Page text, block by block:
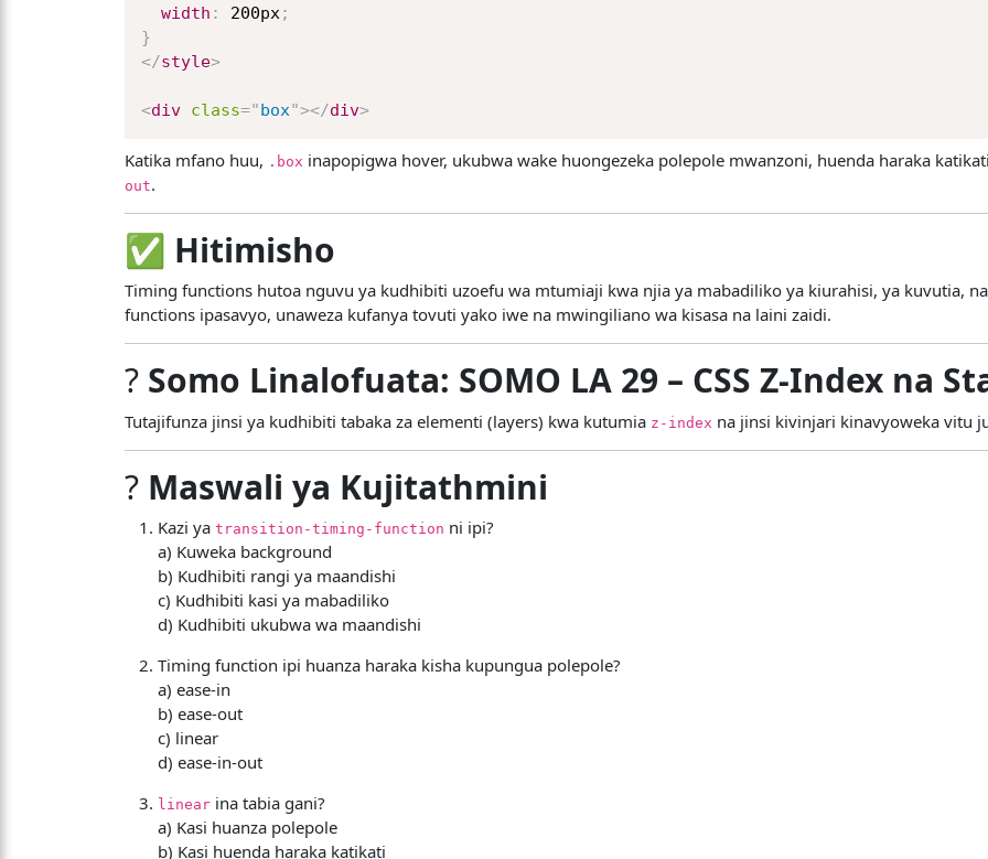
width : 200px;
}
</style>
<div class="box"></div>
Katika mfano huu, .box inapopigwa hover, ukubwa wake huongezeka polepole mwanzoni, huenda haraka
out.
✅ Hitimisho
Timing functions hutoa nguvu ya kudhibiti uzoefu wa mtumiaji kwa njia ya mabadiliko ya kiurahisi, ya kuvutia,
functions ipasavyo, unaweza kufanya tovuti yako iwe na mwingiliano wa kisasa na laini zaidi.
? Somo Linalofuata: SOMO LA 29 – CSS Z-Index na
Tutajifunza jinsi ya kudhibiti tabaka za elementi (layers) kwa kutumia z-index na jinsi kivinjari kinavyoweka vitu
? Maswali ya Kujitathmini
Kazi yatransition-timing-function ni ipi?
a) Kuweka background
b) Kudhibiti rangi ya maandishi
c) Kudhibiti kasi ya mabadiliko
d) Kudhibiti ukubwa wa maandishi
Timing function ipi huanza haraka kisha kupungua polepole?
a) ease-in
b) ease-out
c) linear
d) ease-in-out
linear ina tabia gani?
a) Kasi huanza polepole
b) Kasi huenda haraka katikati